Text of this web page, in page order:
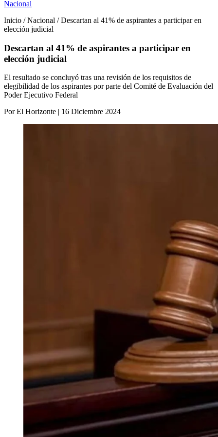
Nacional
Inicio / Nacional / Descartan al 41% de aspirantes a participar en
elección judicial
Descartan al 41% de aspirantes a participar en
elección judicial
El resultado se concluyó tras una revisión de los requisitos de
elegibilidad de los aspirantes por parte del Comité de Evaluación del
Poder Ejecutivo Federal
Por El Horizonte | 16 Diciembre 2024